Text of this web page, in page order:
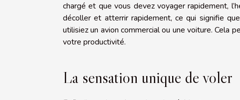
chargé et que vous devez voyager rapidement,
décoller et atterrir rapidement, ce qui signifie
utilisiez un avion commercial ou une voiture. Cela
votre productivité.
La sensation unique de voler